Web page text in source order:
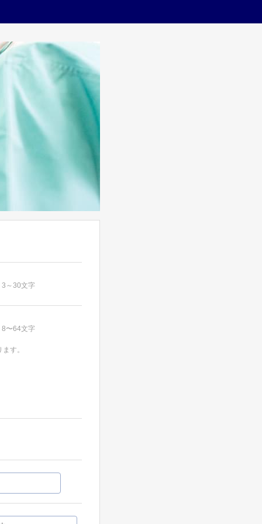
～30文字
〜64文字
す。